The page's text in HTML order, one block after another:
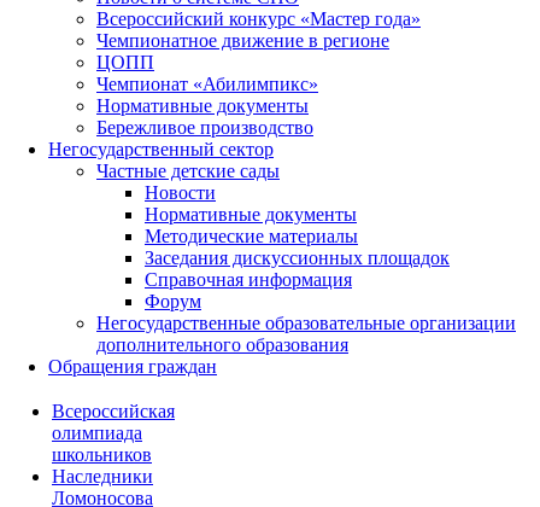
Всероссийский конкурс «Мастер года»
Чемпионатное движение в регионе
ЦОПП
Чемпионат «Абилимпикс»
Нормативные документы
Бережливое производство
Негосударственный сектор
Частные детские сады
Новости
Нормативные документы
Методические материалы
Заседания дискуссионных площадок
Справочная информация
Форум
Негосударственные образовательные организации
дополнительного образования
Обращения граждан
Всероссийская
олимпиада
школьников
Наследники
Ломоносова